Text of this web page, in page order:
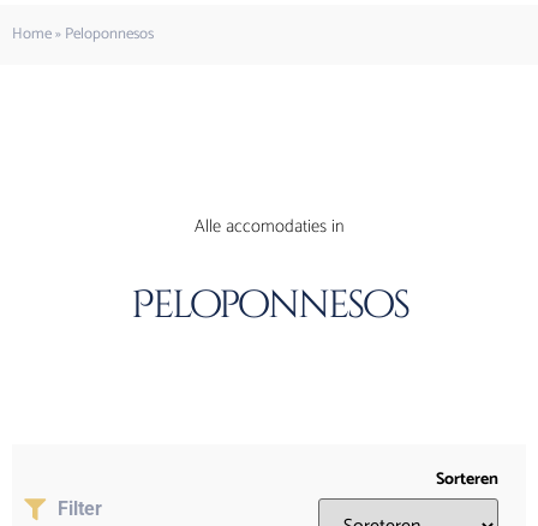
Home»Peloponnesos
Alle accomodaties in
Peloponnesos
Filter
Sorteren